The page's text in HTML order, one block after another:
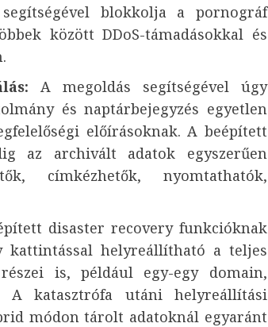
blokkolja a pornográf
között DDoS-támadásokkal és
A megoldás segítségével úgy
és naptárbejegyzés egyetlen
előírásoknak. A beépített
az archivált adatok egyszerűen
címkézhetők, nyomtathatók,
disaster recovery funkcióknak
kattintással helyreállítható a teljes
is, például egy-egy domain,
A katasztrófa utáni helyreállítási
módon tárolt adatoknál egyaránt